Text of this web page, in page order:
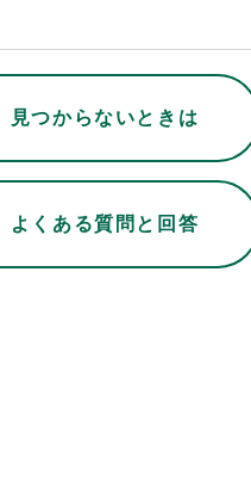
見つからないときは
よくある質問と回答